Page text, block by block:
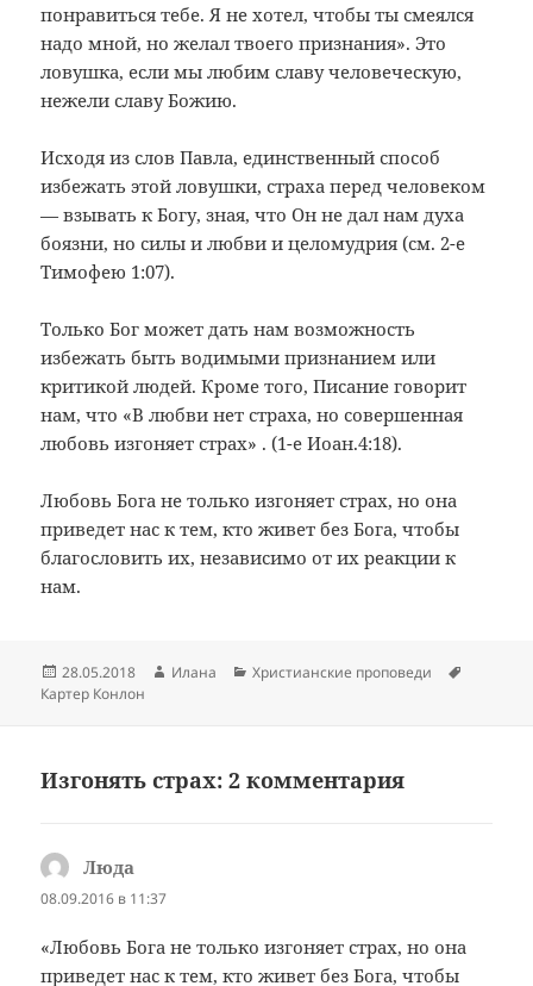
понравиться тебе. Я не хотел, чтобы ты смеялся
надо мной, но желал твоего признания». Это
ловушка, если мы любим славу человеческую,
нежели славу Божию.
Исходя из слов Павла, единственный способ
избежать этой ловушки, страха перед человеком
— взывать к Богу, зная, что Он не дал нам духа
боязни, но силы и любви и целомудрия (см. 2-е
Тимофею 1:07).
Только Бог может дать нам возможность
избежать быть водимыми признанием или
критикой людей. Кроме того, Писание говорит
нам, что «В любви нет страха, но совершенная
любовь изгоняет страх» . (1-е Иоан.4:18).
Любовь Бога не только изгоняет страх, но она
приведет нас к тем, кто живет без Бога, чтобы
благословить их, независимо от их реакции к
нам.
Опубликовано
28.05.2018 Автор
Илана Рубрики
Христианские проповеди
Картер Конлон
Изгонять страх: 2 комментария
Люда
08.09.2016 в 11:37
«Любовь Бога не только изгоняет страх, но она
приведет нас к тем, кто живет без Бога, чтобы